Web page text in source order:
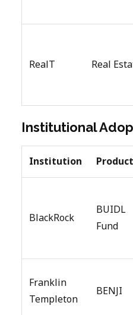
RealT Real
Institutional
Institution Product
BlackRock
BUIDL
Fund
Franklin
Templeton
BENJI